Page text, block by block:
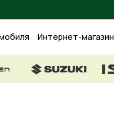
Интернет-магазин